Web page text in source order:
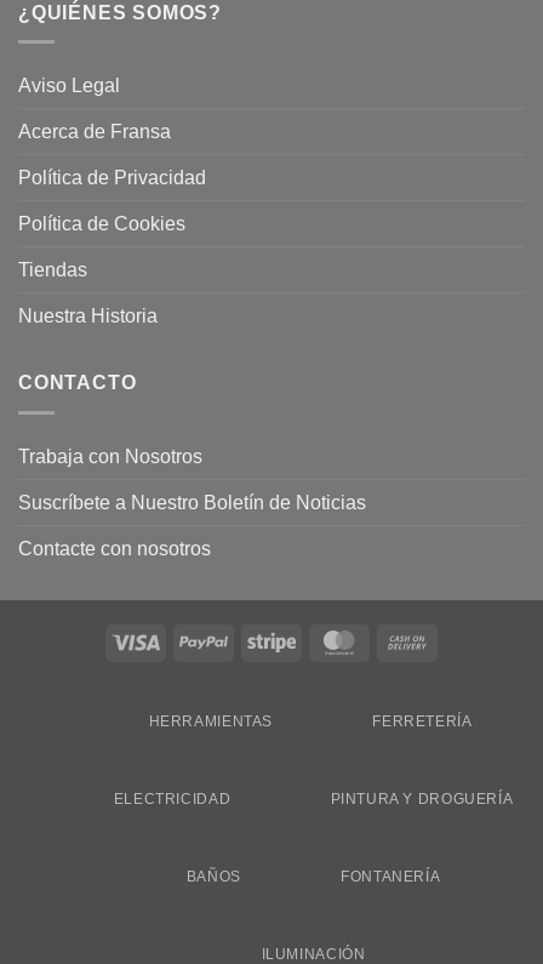
¿QUIÉNES SOMOS?
Aviso Legal
Acerca de Fransa
Política de Privacidad
Política de Cookies
Tiendas
Nuestra Historia
CONTACTO
Trabaja con Nosotros
Suscríbete a Nuestro Boletín de Noticias
Contacte con nosotros
Visa PayPal Stripe MasterCard
HERRAMIENTAS FERRETERÍA
ELECTRICIDAD PINTURA Y DROGUERÍA
BAÑOS FONTANERÍA
ILUMINACIÓN